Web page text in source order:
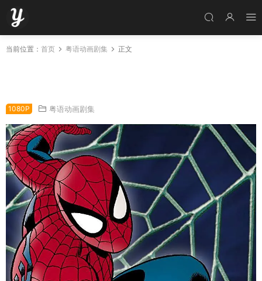
当前位置： 首页 粤语动画剧集 正文
1080P 粤语动画剧集